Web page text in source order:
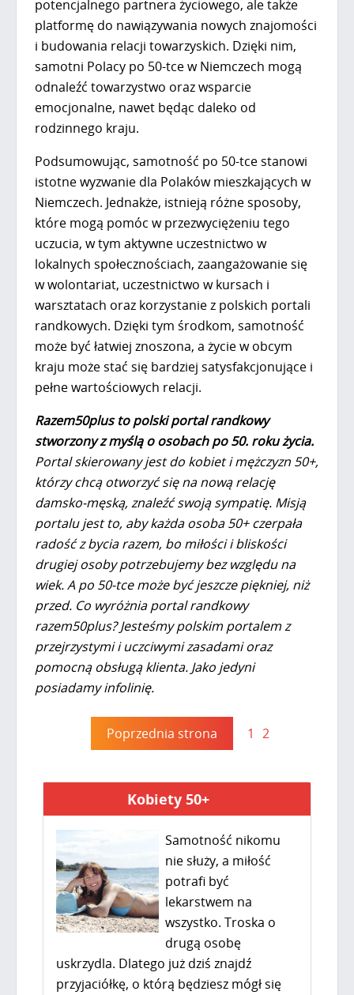
potencjalnego partnera życiowego, ale także
platformę do nawiązywania nowych znajomości
i budowania relacji towarzyskich. Dzięki nim,
samotni Polacy po 50-tce w Niemczech mogą
odnaleźć towarzystwo oraz wsparcie
emocjonalne, nawet będąc daleko od
rodzinnego kraju.
Podsumowując, samotność po 50-tce stanowi
istotne wyzwanie dla Polaków mieszkających w
Niemczech. Jednakże, istnieją różne sposoby,
które mogą pomóc w przezwyciężeniu tego
uczucia, w tym aktywne uczestnictwo w
lokalnych społecznościach, zaangażowanie się
w wolontariat, uczestnictwo w kursach i
warsztatach oraz korzystanie z polskich portali
randkowych. Dzięki tym środkom, samotność
może być łatwiej znoszona, a życie w obcym
kraju może stać się bardziej satysfakcjonujące i
pełne wartościowych relacji.
Razem50plusto polski portal randkowy
stworzony z myślą o osobach po 50. roku życia.
Portal skierowany jest do kobiet i mężczyzn 50+,
którzy chcą otworzyć się na nową relację
damsko-męską, znaleźć swoją sympatię. Misją
portalu jest to, aby każda osoba 50+ czerpała
radość z bycia razem, bo miłości i bliskości
drugiej osoby potrzebujemy bez względu na
wiek. A po 50-tce może być jeszcze piękniej, niż
przed. Co wyróżnia portal randkowy
razem50plus? Jesteśmy polskim portalem z
przejrzystymi i uczciwymi zasadami oraz
pomocną obsługą klienta. Jako jedyni
posiadamy infolinię.
Poprzednia strona 1 2
Kobiety 50+
Samotność nikomu
nie służy, a miłość
potrafi być
lekarstwem na
wszystko. Troska o
drugą osobę
uskrzydla. Dlatego już dziś znajdź
przyjaciółkę, o którą będziesz mógł się